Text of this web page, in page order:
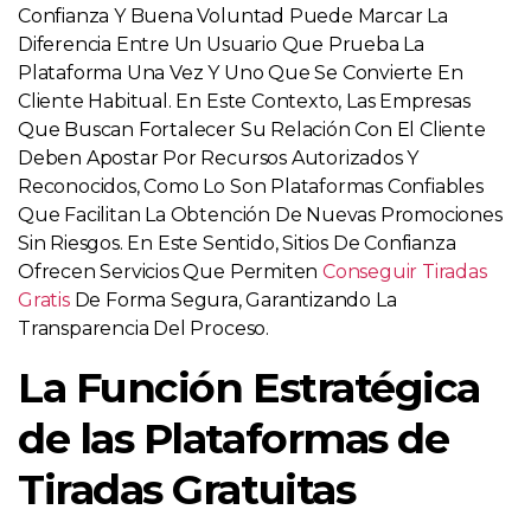
Confianza Y Buena Voluntad Puede Marcar La
Diferencia Entre Un Usuario Que Prueba La
Plataforma Una Vez Y Uno Que Se Convierte En
Cliente Habitual. En Este Contexto, Las Empresas
Que Buscan Fortalecer Su Relación Con El Cliente
Deben Apostar Por Recursos Autorizados Y
Reconocidos, Como Lo Son Plataformas Confiables
Que Facilitan La Obtención De Nuevas Promociones
Sin Riesgos. En Este Sentido, Sitios De Confianza
Ofrecen Servicios Que Permiten Conseguir Tiradas
GratisDe Forma Segura, Garantizando La
Transparencia Del Proceso.
La Función Estratégica
de las Plataformas de
Tiradas Gratuitas